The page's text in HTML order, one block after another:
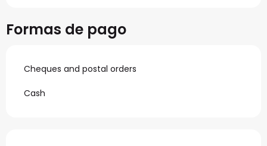
Formas de pago
Cheques and postal orders
Cash